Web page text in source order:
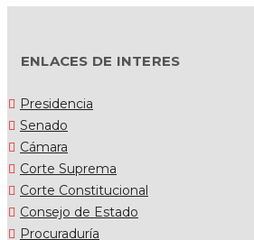
ENLACES DE INTERES
Presidencia
Senado
Cámara
Corte Suprema
Corte Constitucional
Consejo de Estado
Procuraduría